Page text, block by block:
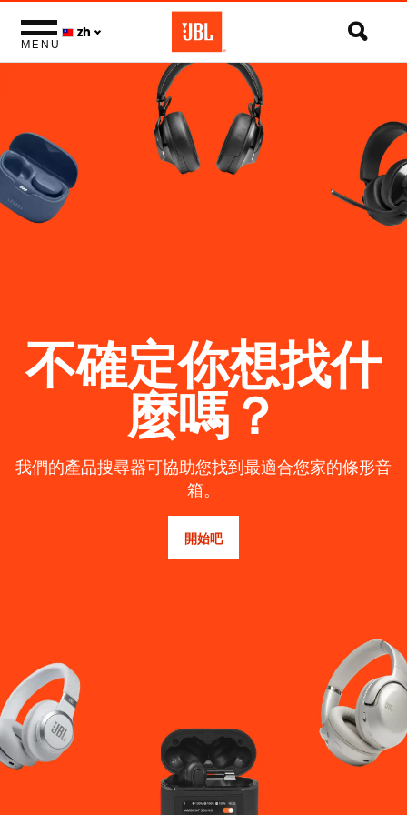
MENU
zh
不確定你想找什
麼嗎？
我們的產品搜尋器可協助您找到最適合您家的條形音
箱。
開始吧